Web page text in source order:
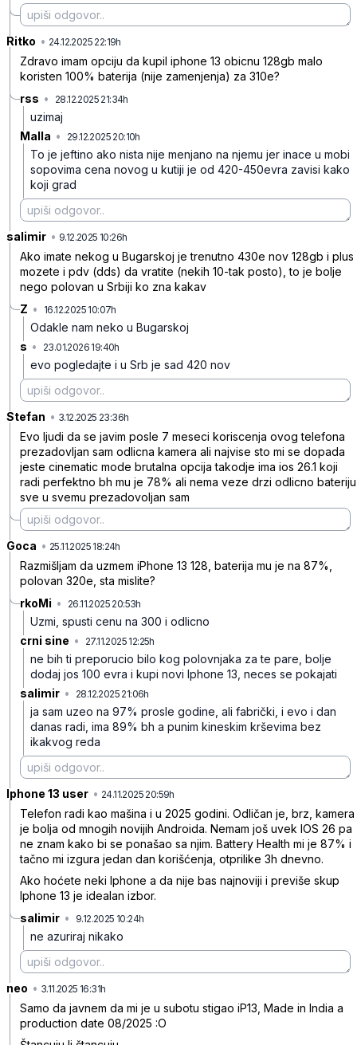
Ritko • 24.12.2025 22:19h
Zdravo imam opciju da kupil iphone 13 obicnu 128gb malo
koristen 100% baterija (nije zamenjenja) za 310e?
rss • 28.12.2025 21:34h
uzimaj
Malla • 29.12.2025 20:10h
To je jeftino ako nista nije menjano na njemu jer inace u mobi
sopovima cena novog u kutiji je od 420-450evra zavisi kako
koji grad
salimir • 9.12.2025 10:26h
Ako imate nekog u Bugarskoj je trenutno 430e nov 128gb i plus
mozete i pdv (dds) da vratite (nekih 10-tak posto), to je bolje
nego polovan u Srbiji ko zna kakav
Z • 16.12.2025 10:07h
Odakle nam neko u Bugarskoj
s • 23.01.2026 19:40h
evo pogledajte i u Srb je sad 420 nov
Stefan • 3.12.2025 23:36h
Evo ljudi da se javim posle 7 meseci koriscenja ovog telefona
prezadovljan sam odlicna kamera ali najvise sto mi se dopada
jeste cinematic mode brutalna opcija takodje ima ios 26.1 koji
radi perfektno bh mu je 78% ali nema veze drzi odlicno bateriju
sve u svemu prezadovoljan sam
Goca • 25.11.2025 18:24h
Razmišljam da uzmem iPhone 13 128, baterija mu je na 87%,
polovan 320e, sta mislite?
rkoMi • 26.11.2025 20:53h
Uzmi, spusti cenu na 300 i odlicno
crni sine • 27.11.2025 12:25h
ne bih ti preporucio bilo kog polovnjaka za te pare, bolje
dodaj jos 100 evra i kupi novi Iphone 13, neces se pokajati
salimir • 28.12.2025 21:06h
ja sam uzeo na 97% prosle godine, ali fabrički, i evo i dan
danas radi, ima 89% bh a punim kineskim krševima bez
ikakvog reda
Iphone 13 user • 24.11.2025 20:59h
Telefon radi kao mašina i u 2025 godini. Odličan je, brz, kamera
je bolja od mnogih novijih Androida. Nemam još uvek IOS 26 pa
ne znam kako bi se ponašao sa njim. Battery Health mi je 87% i
tačno mi izgura jedan dan korišćenja, otprilike 3h dnevno.
Ako hoćete neki Iphone a da nije bas najnoviji i previše skup
Iphone 13 je idealan izbor.
salimir • 9.12.2025 10:24h
ne azuriraj nikako
neo • 3.11.2025 16:31h
Samo da javnem da mi je u subotu stigao iP13, Made in India a
production date 08/2025 :O